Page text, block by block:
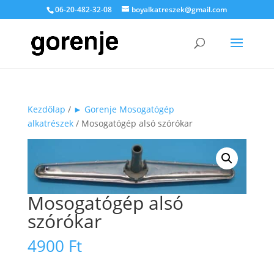
06-20-482-32-08 boyalkatreszek@gmail.com
Kezdőlap / ► Gorenje Mosogatógép
alkatrészek/ Mosogatógép alsó szórókar
Mosogatógép alsó
szórókar
4900 Ft